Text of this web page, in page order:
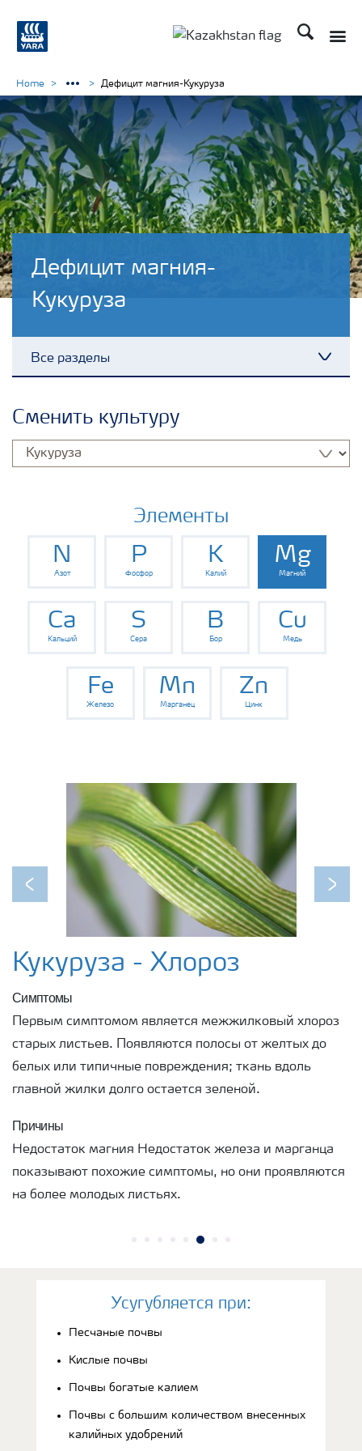
Поиск
Дефицит магния-
Кукуруза
Все разделы
Культуры
Инструменты и сервисы
Хранение удобрений и их безопасность
Home Дефицит магния-Кукуруза
Сменить культуру
Элементы
N
Азот
P
Фосфор
K
Калий
Mg
Магний
Ca
Кальций
S
Сера
B
Бор
Cu
Медь
Fe
Железо
Mn
Марганец
Zn
Цинк
Previous Next
Кукуруза - Хлороз
Симптомы
Первым симптомом является межжилковый хлороз
старых листьев. Появляются полосы от желтых до
белых или типичные повреждения; ткань вдоль
главной жилки долго остается зеленой.
Причины
Недостаток магния Недостаток железа и марганца
показывают похожие симптомы, но они проявляются
на более молодых листьях.
Усугубляется при:
Песчаные почвы
Кислые почвы
Почвы богатые калием
Почвы с большим количеством внесенных
калийных удобрений